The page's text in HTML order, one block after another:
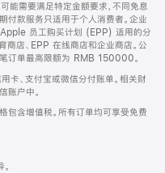
能需要满足特定金额要求，不同免息
付款服务只适用于个人消费者。企业
员工购买计划 (EPP) 适用的分
商店、EPP 在线商店和企业商店。公
订单最高限额为 RMB 150000。
卡、支付宝或微信分付账单。相关财
账户中。
包含增值税。所有订单均可享受免费